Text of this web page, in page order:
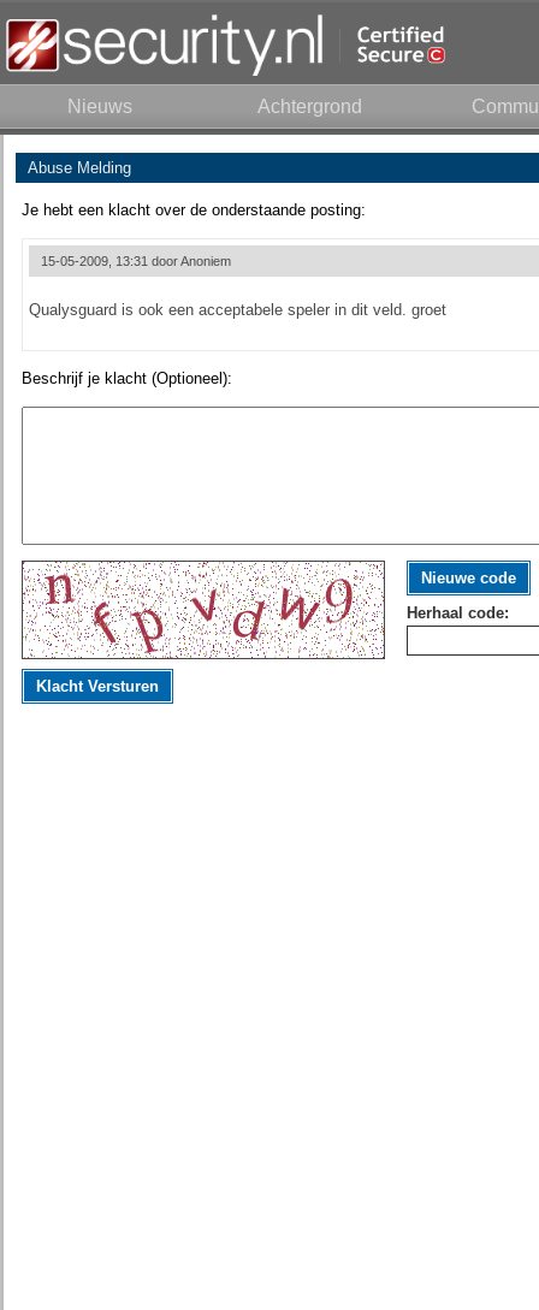
Nieuws Achtergrond
Abuse Melding
Je hebt een klacht over de onderstaande posting:
15-05-2009, 13:31 doorAnoniem
Qualysguard is ook een acceptabele speler in dit veld. groet
Beschrijf je klacht (Optioneel):
Nieuwe code
Herhaal code:
Klacht Versturen